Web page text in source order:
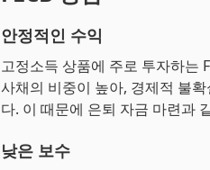
안정적인 수익
고정소득 상품에 주로 투자하는
사채의 비중이 높아, 경제적 불
다. 이 때문에 은퇴 자금 마련과
낮은 보수